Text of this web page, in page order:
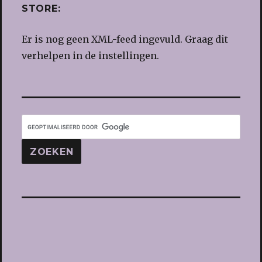
STORE:
Er is nog geen XML-feed ingevuld. Graag dit
verhelpen in de instellingen.